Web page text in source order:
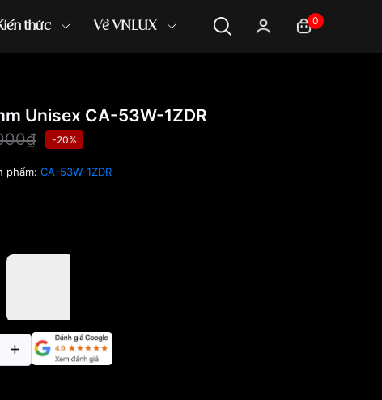
thức Về VNLUX 0
Unisex CA-53W-1ZDR
-20%
phẩm: CA-53W-1ZDR